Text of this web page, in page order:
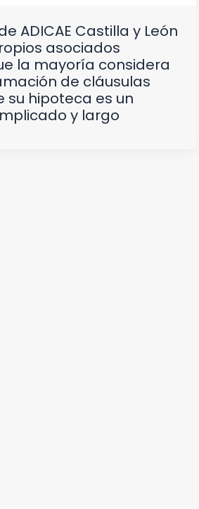
ADICAE Castilla y León
asociados
la mayoría considera
de cláusulas
su hipoteca es un
y largo